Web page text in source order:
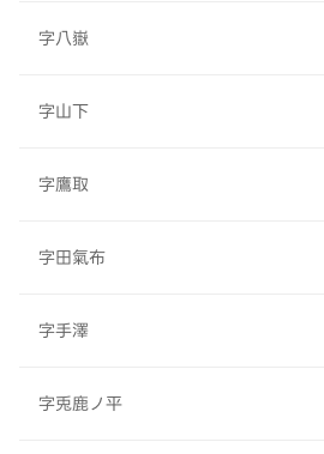
字八嶽
字山下
字鷹取
字田氣布
字手澤
字兎鹿ノ平